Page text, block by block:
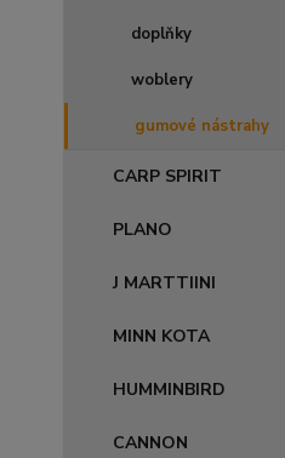
doplňky
woblery
gumové nástrahy
CARP SPIRIT
PLANO
J MARTTIINI
MINN KOTA
HUMMINBIRD
CANNON